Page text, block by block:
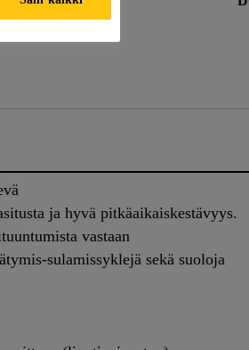
ja hyvä pitkäaikaiskestävyys.
vastaan
sulamissyklejä sekä suoloja